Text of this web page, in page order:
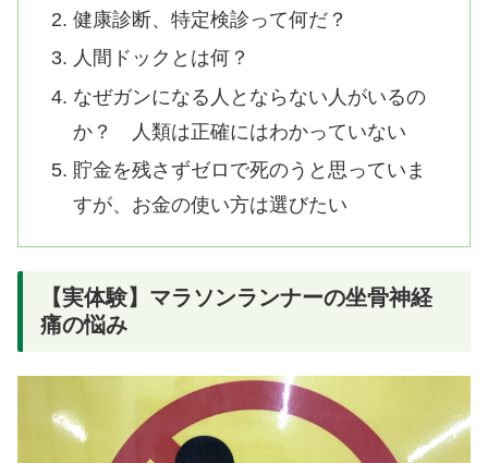
健康診断、特定検診って何だ？
人間ドックとは何？
なぜガンになる人とならない人がいるの
か？ 人類は正確にはわかっていない
貯金を残さずゼロで死のうと思っていま
すが、お金の使い方は選びたい
【実体験】マラソンランナーの坐骨神経
痛の悩み